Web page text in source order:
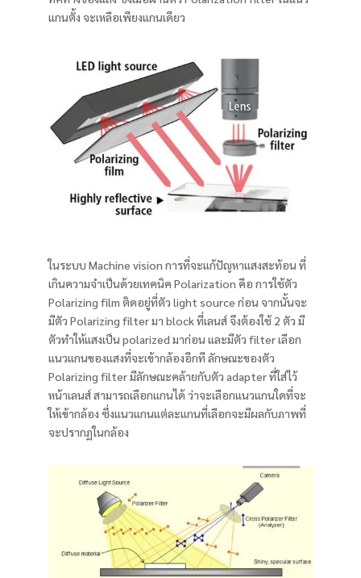
แกนตั้ง จะเหลือเพียงแกนเดียว
ในระบบ Machine vision การที่จะแก้ปัญหาแสงสะท้อน ที่
เกินความจำเป็นด้วยเทคนิค Polarization คือ การใช้ตัว
Polarizing film ติดอยู่ที่ตัว light source ก่อน จากนั้นจะ
มีตัว Polarizing filter มา block ที่เลนส์ จึงต้องใช้ 2 ตัว มี
ตัวทำให้แสงเป็น polarized มาก่อน และมีตัว filter เลือก
แนวแกนของแสงที่จะเข้ากล้องอีกที ลักษณะของตัว
Polarizing filter มีลักษณะคล้ายกับตัว adapter ที่ใส่ไว้
หน้าเลนส์ สามารถเลือกแกนได้ ว่าจะเลือกแนวแกนใดที่จะ
ให้เข้ากล้อง ซึ่งแนวแกนแต่ละแกนที่เลือกจะมีผลกับภาพที่
จะปรากฏในกล้อง